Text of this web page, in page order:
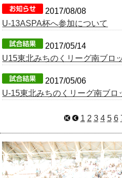
フォトギャ
2017/08/08
U-13ASPA杯へ参加について
2017/05/14
U15東北みちのくリーグ南ブロ
2017/05/06
U-15東北みちのくリーグ南ブロ
1 2 3 4 5 6